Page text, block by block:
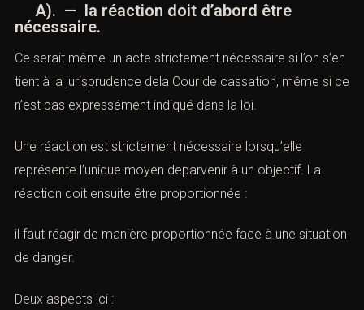
A). — la réaction doit d’abord être
nécessaire.
Ce serait même un acte strictement nécessaire si l’on s’en
tient à la jurisprudence dela Cour de cassation, même si ce
n’est pas expressément indiqué dans la loi.
Une réaction est strictement nécessaire lorsqu’elle
représente l’unique moyen deparvenir à un objectif. La
réaction doit ensuite être proportionnée :
il faut réagir de manière proportionnée face à une situation
de danger.
Deux aspects ici :